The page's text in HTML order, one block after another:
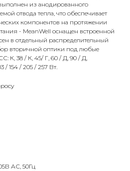
из анодированного
отвода тепла, что обеспечивает
компонентов на протяжении
- MeanWell оснащен встроенной
в отдельный распределительный
вторичной оптики под любые
К, 38 / К, 45/ Г, 60 / Д, 90 / Д,
/ 154 / 205 / 257 Вт.
АС, 50Гц